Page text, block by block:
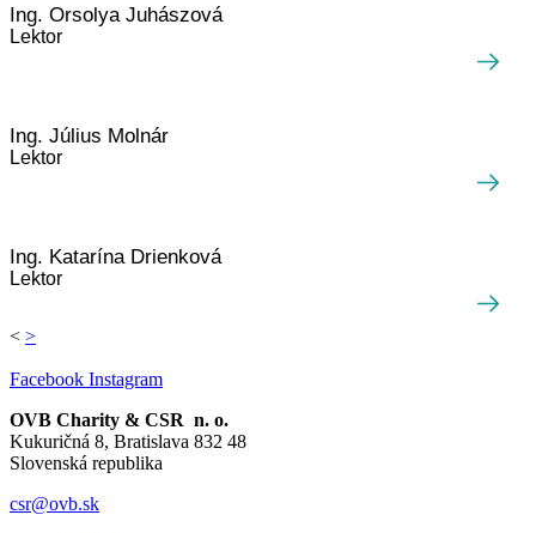
Ing. Orsolya Juhászová
Lektor
Ing. Július Molnár
Lektor
Ing. Katarína Drienková
Lektor
< >
Facebook Instagram
OVB Charity & CSR n. o.
Kukuričná 8, Bratislava 832 48
Slovenská republika
csr@ovb.sk